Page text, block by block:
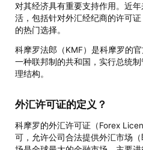
对其经济具有重要支持作用。近
活，包括针对外汇经纪商的许可
的热门选择。
科摩罗法郎（KMF）是科摩罗的
一种联邦制的共和国，实行总统
理结构。
外汇许可证的定义？
科摩罗的外汇许可证（Forex
可，允许公司合法提供外汇市场